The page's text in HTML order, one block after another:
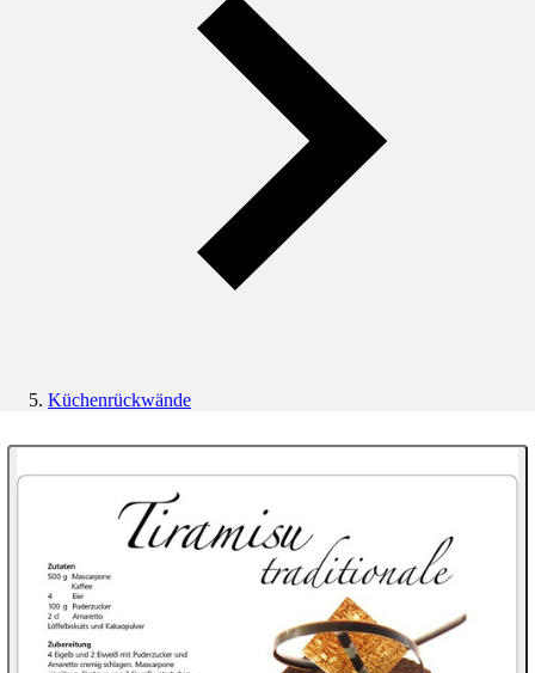
Küchenrückwände